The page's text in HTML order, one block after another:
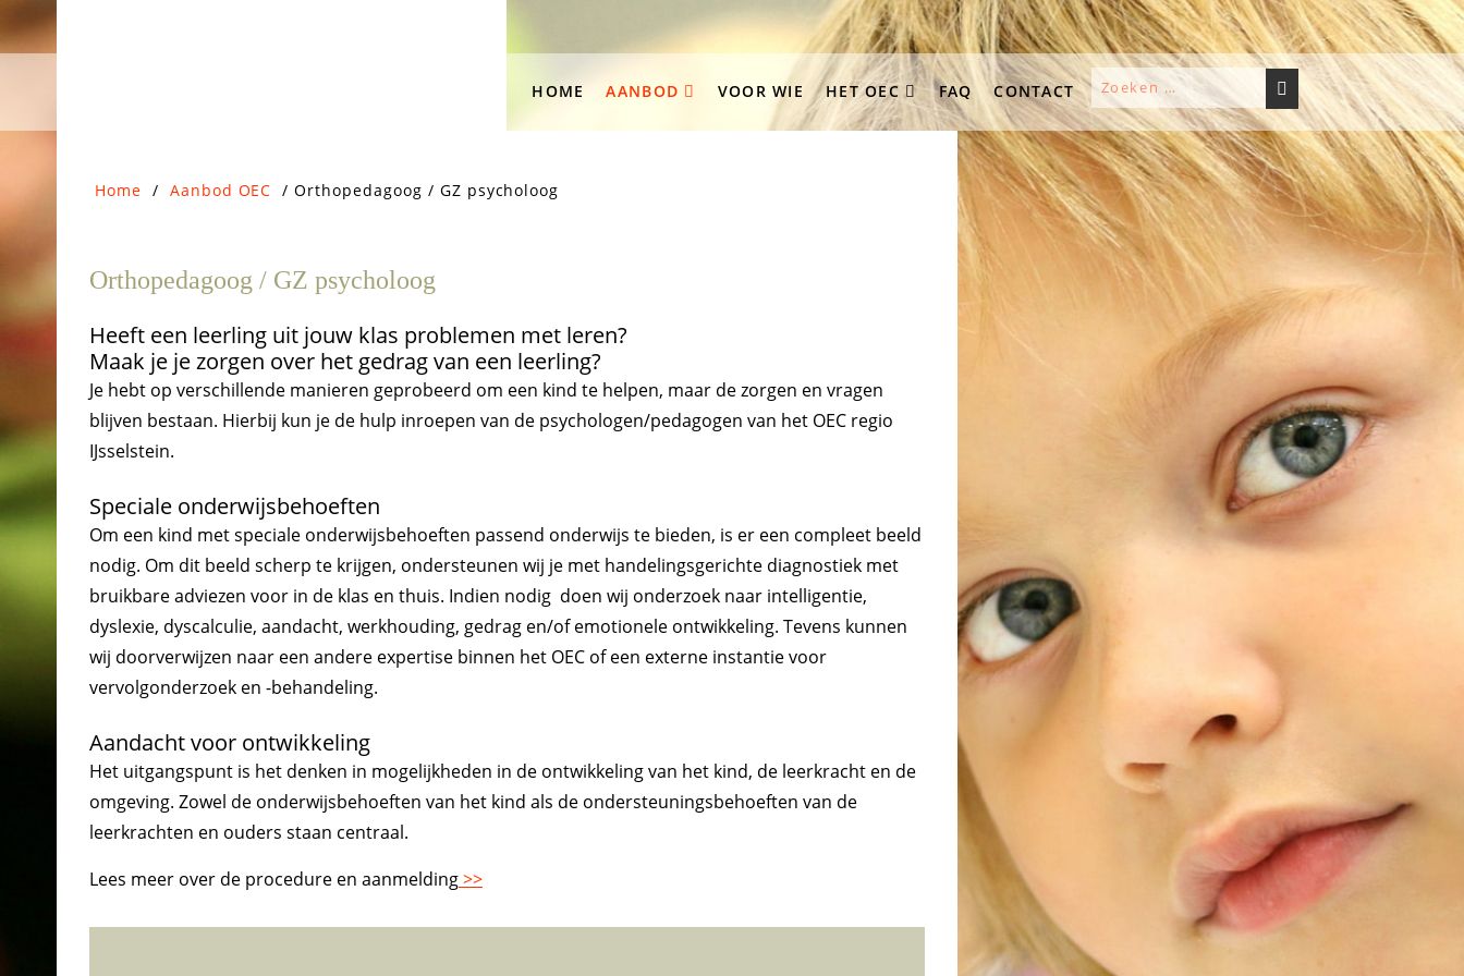
naar
inhoud
HOME AANBOD VOOR WIE HET OEC FAQ CONTACT
Home / Aanbod OEC / Orthopedagoog / GZ psycholoog
Orthopedagoog / GZ psycholoog
Heeft een leerling uit jouw klas problemen met leren?
Maak je je zorgen over het gedrag van een leerling?
Je hebt op verschillende manieren geprobeerd om een kind te helpen, maar de zorgen en vragen
blijven bestaan. Hierbij kun je de hulp inroepen van de psychologen/pedagogen van het OEC regio
IJsselstein.
Speciale onderwijsbehoeften
Om een kind met speciale onderwijsbehoeften passend onderwijs te bieden, is er een compleet beeld
nodig. Om dit beeld scherp te krijgen, ondersteunen wij je met handelingsgerichte diagnostiek met
bruikbare adviezen voor in de klas en thuis. Indien nodig doen wij onderzoek naar intelligentie,
dyslexie, dyscalculie, aandacht, werkhouding, gedrag en/of emotionele ontwikkeling. Tevens kunnen
wij doorverwijzen naar een andere expertise binnen het OEC of een externe instantie voor
vervolgonderzoek en -behandeling.
Aandacht voor ontwikkeling
Het uitgangspunt is het denken in mogelijkheden in de ontwikkeling van het kind, de leerkracht en de
omgeving. Zowel de onderwijsbehoeften van het kind als de ondersteuningsbehoeften van de
leerkrachten en ouders staan centraal.
Lees meer over de procedure en aanmelding>>